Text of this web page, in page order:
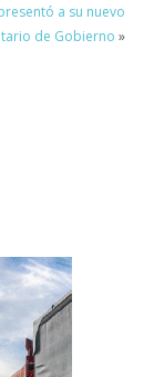
a su nuevo
de Gobierno »